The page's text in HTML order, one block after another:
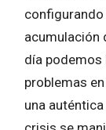
acumulación
día podemos
problemas
una